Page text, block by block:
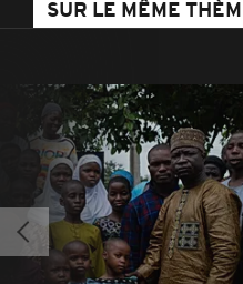
SUR LE MÊME